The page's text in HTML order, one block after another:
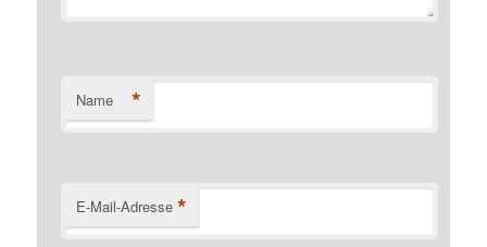
Name *
E-Mail-Adresse *